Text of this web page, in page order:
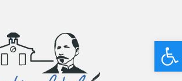
Deschide bara de unelte